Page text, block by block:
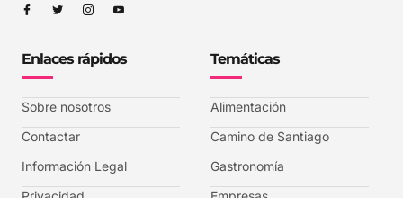
Enlaces rápidos
Sobre nosotros
Contactar
Información Legal
Temáticas
Alimentación
Camino de Santiago
Gastronomía